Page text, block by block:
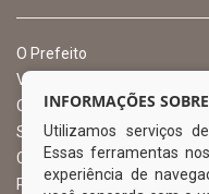
O Prefeito
Vice Prefeito
Ouvidoria Municipal
Serviço de Informação ao
Chefe de Gabinete
Procuradoria Geral
INFORMAÇÕES
Utilizamos serviços
Essas ferramentas
experiência de